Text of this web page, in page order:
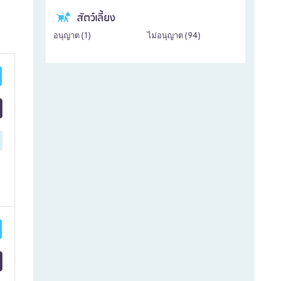
สัตว์เลี้ยง
อนุญาต (1 ) ไม่อนุญาต ( 94)